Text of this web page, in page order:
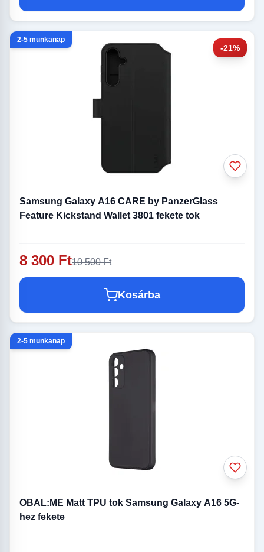
-21%
2-5 munkanap
Samsung Galaxy A16 CARE by PanzerGlass
Feature Kickstand Wallet 3801 fekete tok
8 300 Ft10 500 Ft
Kosárba
2-5 munkanap
OBAL:ME Matt TPU tok Samsung Galaxy A16 5G-
hez fekete